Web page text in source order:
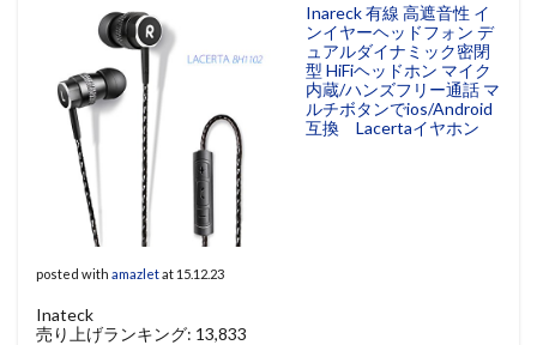
Inareck 有線 高遮音性 イ
ンイヤーヘッドフォン デ
ュアルダイナミック密閉
型 HiFiヘッドホン マイク
内蔵/ハンズフリー通話 マ
ルチボタンでios/Android
互換 Lacertaイヤホン
posted with amazlet at 15.12.23
Inateck
売り上げランキング: 13,833